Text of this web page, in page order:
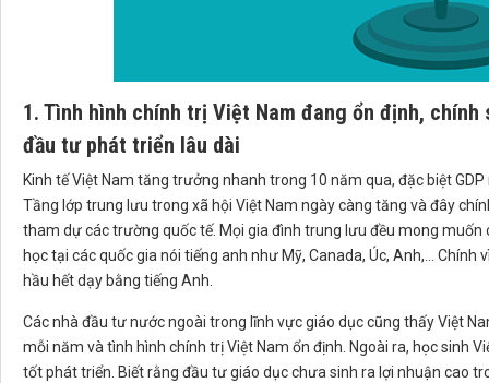
1. Tình hình chính trị Việt Nam đang ổn định,
đầu tư phát triển lâu dài
Kinh tế Việt Nam tăng trưởng nhanh trong 10 năm qua, đặc biệt
Tầng lớp trung lưu trong xã hội Việt Nam ngày càng tăng và đây
tham dự các trường quốc tế. Mọi gia đình trung lưu đều mong
học tại các quốc gia nói tiếng anh như Mỹ, Canada, Úc, Anh,...
hầu hết dạy bằng tiếng Anh.
Các nhà đầu tư nước ngoài trong lĩnh vực giáo dục cũng thấy Việt
mỗi năm và tình hình chính trị Việt Nam ổn định. Ngoài ra, học sinh
tốt phát triển. Biết rằng đầu tư giáo dục chưa sinh ra lợi nhuận cao